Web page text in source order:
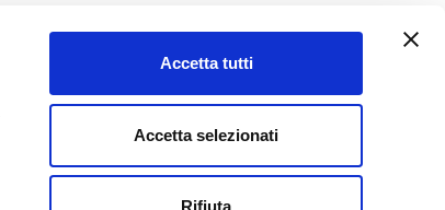
Accetta tutti
Accetta selezionati
Rifiuta